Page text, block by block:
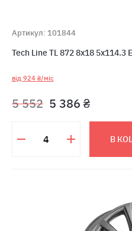
Артикул: 101844
Tech Line TL 872 8x18 5x114.3
від 924 ₴/міс
5 552 5 386 ₴
В